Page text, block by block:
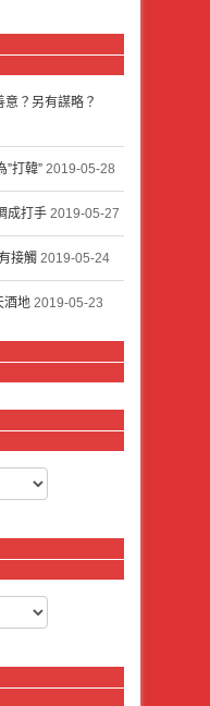
？另有謀略？
打韓” 2019-05-28
成打手 2019-05-27
接觸 2019-05-24
酒地 2019-05-23